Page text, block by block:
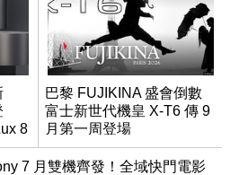
8
巴黎 FUJIKINA 盛會倒數
富士新世代機皇 X-T6 傳 9
月第一周登場
7 月雙機齊發！全域快門電影